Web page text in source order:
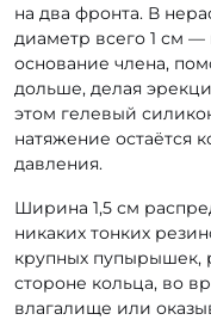
на два фронта. В
диаметр всего 1 см —
основание члена,
дольше, делая
этом гелевый
натяжение остаётся
давления.
Ширина 1,5 см
никаких тонких
крупных пупырышек,
стороне кольца, во
влагалище или